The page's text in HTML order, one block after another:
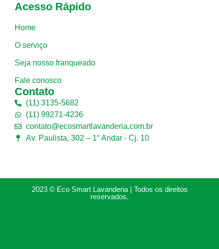
Acesso Rápido
Home
O serviço
Seja nosso franqueado
Fale conosco
Contato
(11) 3135-5682
(11) 99271-4236
contato@ecosmartlavanderia.com.br
Av. Paulista, 302 – 1° Andar - Cj. 10
2023 © Eco Smart Lavanderia | Todos os direitos
reservados.